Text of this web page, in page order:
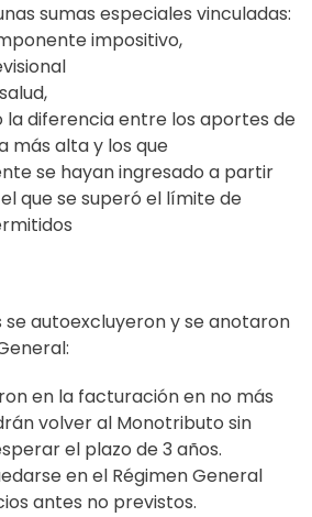
sumas especiales vinculadas:
impositivo,
la diferencia entre los aportes de
más alta y los que
se hayan ingresado a partir
que se superó el límite de
se autoexcluyerony se anotaron
en la facturación en no más
volver al Monotributo sin
el plazo de 3 años.
en el Régimen General
antes no previstos.